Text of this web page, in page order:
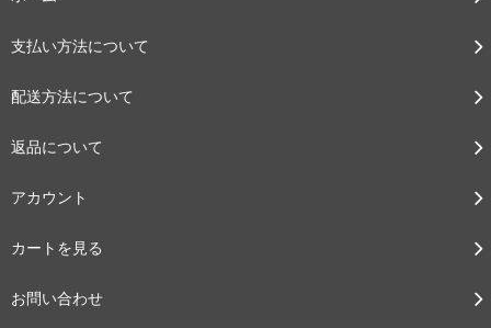
支払い方法について
配送方法について
返品について
アカウント
カートを見る
お問い合わせ